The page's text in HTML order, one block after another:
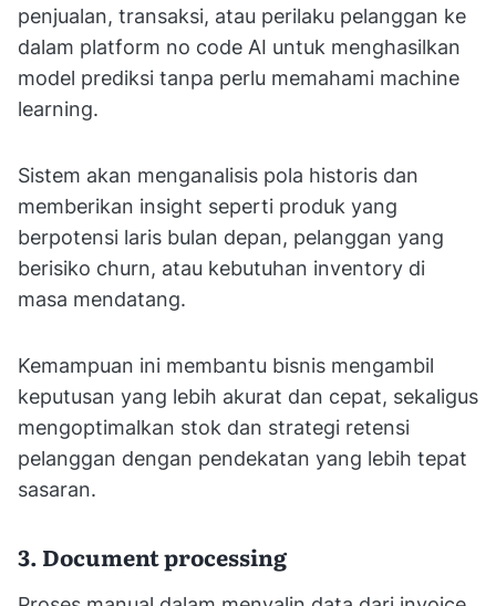
penjualan, transaksi, atau perilaku pelanggan ke
dalam platform no code AI untuk menghasilkan
model prediksi tanpa perlu memahami machine
learning.
Sistem akan menganalisis pola historis dan
memberikan insight seperti produk yang
berpotensi laris bulan depan, pelanggan yang
berisiko churn, atau kebutuhan inventory di
masa mendatang.
Kemampuan ini membantu bisnis mengambil
keputusan yang lebih akurat dan cepat, sekaligus
mengoptimalkan stok dan strategi retensi
pelanggan dengan pendekatan yang lebih tepat
sasaran.
3. Document processing